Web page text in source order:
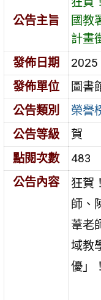
公告主旨
國教
計畫
發佈日期
2025
發佈單位
圖書
公告類別
榮譽
公告等級
賀
點閱次數
483
公告內容
狂賀
師、
葦老
域教
優」！